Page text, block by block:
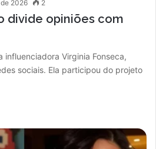
2026 2
divide opiniões com
influenciadora Virginia Fonseca,
sociais. Ela participou do projeto